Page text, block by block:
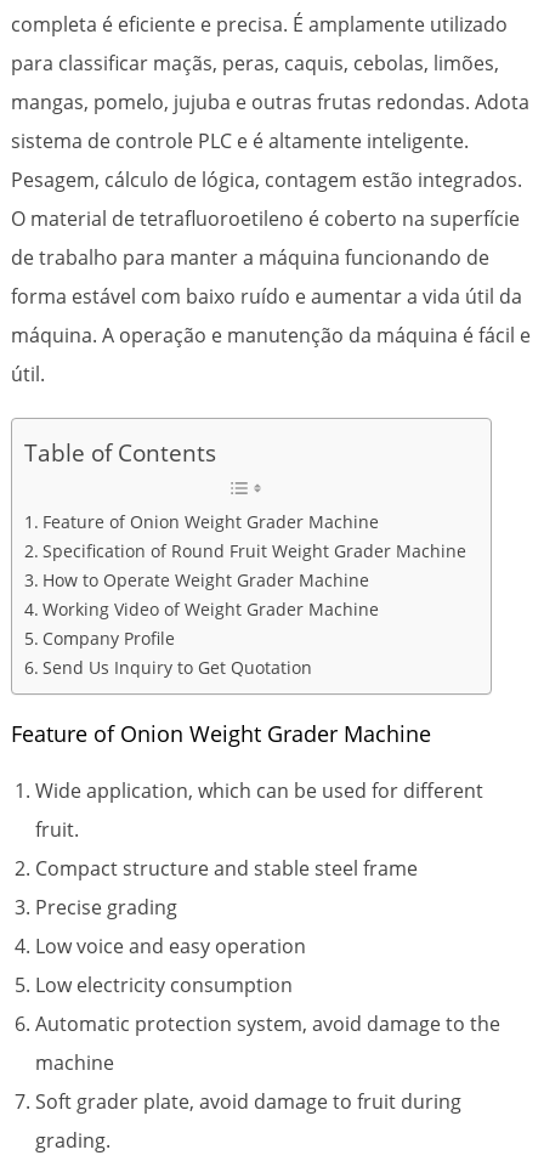
completa é eficiente e precisa. É amplamente utilizado
para classificar maçãs, peras, caquis, cebolas, limões,
mangas, pomelo, jujuba e outras frutas redondas. Adota
sistema de controle PLC e é altamente inteligente.
Pesagem, cálculo de lógica, contagem estão integrados.
O material de tetrafluoroetileno é coberto na superfície
de trabalho para manter a máquina funcionando de
forma estável com baixo ruído e aumentar a vida útil da
máquina. A operação e manutenção da máquina é fácil e
útil.
Table of Contents
Feature of Onion Weight Grader Machine
Specification of Round Fruit Weight Grader Machine
How to Operate Weight Grader Machine
Working Video of Weight Grader Machine
Company Profile
Send Us Inquiry to Get Quotation
Feature of Onion Weight Grader Machine
Wide application, which can be used for different
fruit.
Compact structure and stable steel frame
Precise grading
Low voice and easy operation
Low electricity consumption
Automatic protection system, avoid damage to the
machine
Soft grader plate, avoid damage to fruit during
grading.